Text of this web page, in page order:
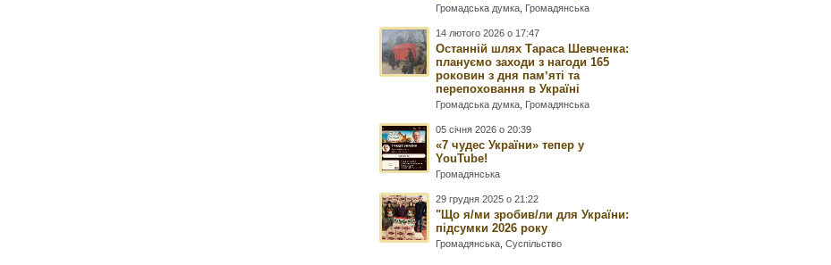
Громадська думка Громадянська
14 лютого 2026 о 17:47
Останній шлях Тараса Шевченка:
плануємо заходи з нагоди 165
роковин з дня памʼяті та
перепоховання в Україні
Громадська думка Громадянська
05 січня 2026 о 20:39
«7 чудес України» тепер у
YouTube!
Громадянська
29 грудня 2025 о 21:22
"Що я/ми зробив/ли для України:
підсумки 2026 року
Громадянська ,Суспільство